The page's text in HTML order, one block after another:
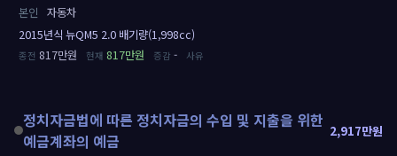
본인
자동차
2015년식 뉴QM5 2.0 배기량(1,998cc)
817만원
817만원 -
정치자금법에 따른 정치자금의 수입 및 지출을 위한
예금계좌의 예금
2,917만원